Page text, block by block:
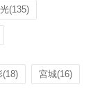
(135)
(18) 宮城(16)